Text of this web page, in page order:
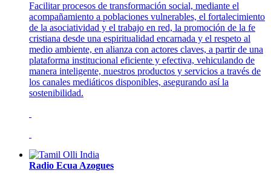
Facilitar procesos de transformación social, mediante el
acompañamiento a poblaciones vulnerables, el fortalecimiento
de la asociatividad y el trabajo en red, la promoción de la fe
cristiana desde una espiritualidad encarnada y el respeto al
medio ambiente, en alianza con actores claves, a partir de una
plataforma institucional eficiente y efectiva, vehiculando de
manera inteligente, nuestros productos y servicios a través de
los canales mediáticos disponibles, asegurando así la
sostenibilidad.
Radio Ecua Azogues